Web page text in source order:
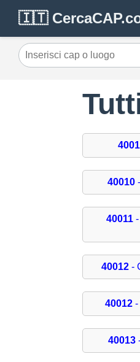
🇮🇹
40010
40011
40012 -
40012-
40013